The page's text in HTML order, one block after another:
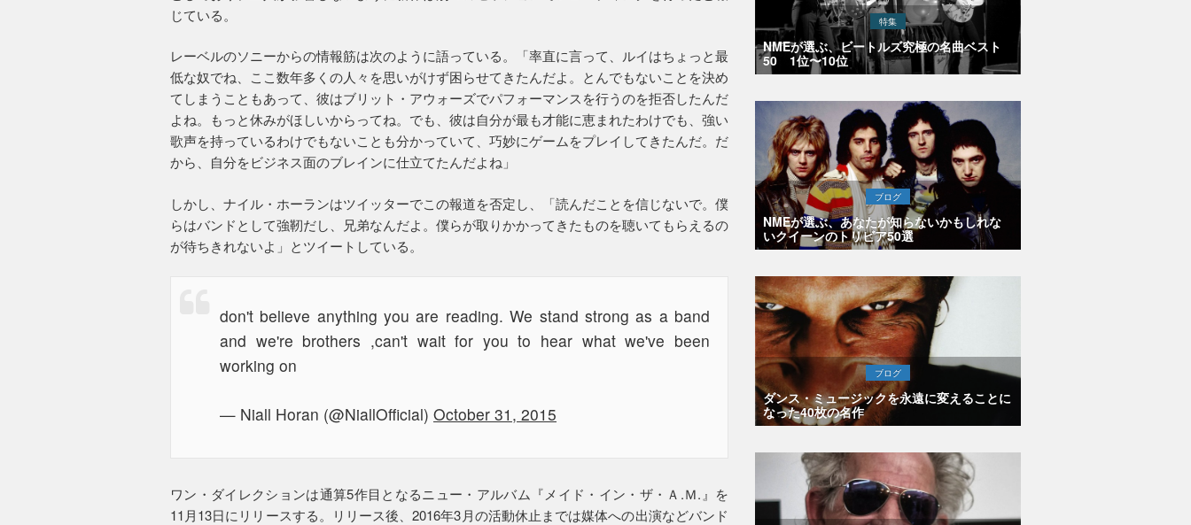
じている。
レーベルのソニーからの情報筋は次のように語っている。「率直に言って、ルイはちょっと最
低な奴でね、ここ数年多くの人々を思いがけず困らせてきたんだよ。とんでもないことを決め
てしまうこともあって、彼はブリット・アウォーズでパフォーマンスを行うのを拒否したんだ
よね。もっと休みがほしいからってね。でも、彼は自分が最も才能に恵まれたわけでも、強い
歌声を持っているわけでもないことも分かっていて、巧妙にゲームをプレイしてきたんだ。だ
から、自分をビジネス面のブレインに仕立てたんだよね」
しかし、ナイル・ホーランはツイッターでこの報道を否定し、「読んだことを信じないで。僕
らはバンドとして強靭だし、兄弟なんだよ。僕らが取りかかってきたものを聴いてもらえるの
が待ちきれないよ」とツイートしている。
don't believe anything you are reading. We stand strong as a band
and we're brothers ,can't wait for you to hear what we've been
working on
— Niall Horan (@NiallOfficial) October 31, 2015
ワン・ダイレクションは通算5作目となるニュー・アルバム『メイド・イン・ザ・Ａ.Ｍ.』を
11月13日にリリースする。リリース後、2016年3月の活動休止までは媒体への出演などバンド
特集
NMEが選ぶ、ビートルズ究極の名曲ベスト
50 1位〜10位
ブログ
NMEが選ぶ、あなたが知らないかもしれな
いクイーンのトリビア50選
ブログ
ダンス・ミュージックを永遠に変えることに
なった40枚の名作